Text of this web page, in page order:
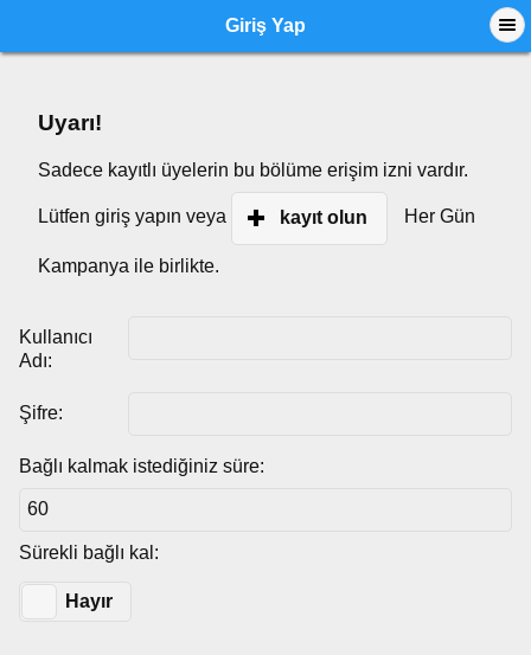
Giriş Yap
Uyarı!
Sadece kayıtlı üyelerin bu bölüme erişim izni vardır.
Lütfen giriş yapın veya kayıt olun Her Gün
Kampanya ile birlikte.
Kullanıcı
Adı:
Şifre:
Bağlı kalmak istediğiniz süre:
Sürekli bağlı kal:
Hayır